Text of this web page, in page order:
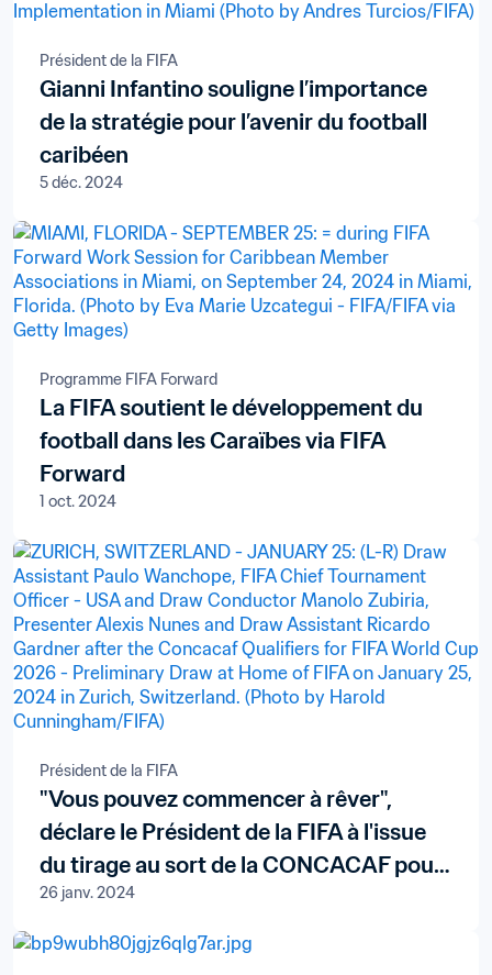
Président de la FIFA
Gianni Infantino souligne l’importance
de la stratégie pour l’avenir du football
caribéen
5 déc. 2024
Programme FIFA Forward
La FIFA soutient le développement du
football dans les Caraïbes via FIFA
Forward
1 oct. 2024
Président de la FIFA
"Vous pouvez commencer à rêver",
déclare le Président de la FIFA à l'issue
du tirage au sort de la CONCACAF pour
la Coupe du Monde de la FIFA 26™
26 janv. 2024